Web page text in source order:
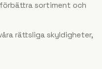
sortiment och
rättsliga skyldigheter,